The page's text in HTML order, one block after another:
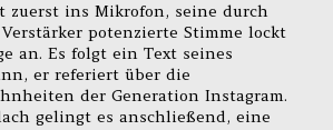
zuerst ins Mikrofon, seine durch
potenzierte Stimme lockt
an. Es folgt ein Text seines
er referiert über die
der Generation Instagram.
gelingt es anschließend, eine